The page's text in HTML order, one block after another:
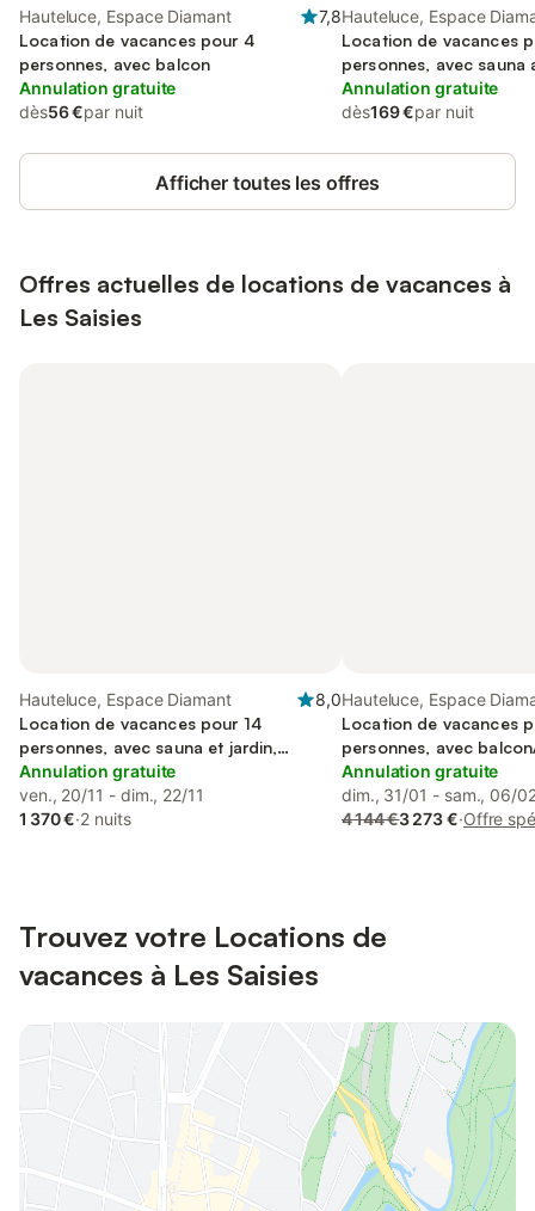
Hauteluce, Espace Diamant
7,8
Location de vacances pour 4
personnes, avec balcon
Annulation gratuite
dès56 €par nuit
Hauteluce, Espace
Location de vacances
personnes, avec sauna
et terrasse, animaux
Annulation gratuite
dès169 €par nuit
Afficher toutes les offres
Offres actuelles de locations de vacances à
Les Saisies
Hauteluce, Espace Diamant
8,0
Location de vacances pour 14
personnes, avec sauna et jardin,
animaux acceptés
Annulation gratuite
ven., 20/11 - dim., 22/11
1 370 €·2 nuits
Hauteluce, Espace
Location de vacances
personnes, avec
que sauna et piscine,
familles
Annulation gratuite
dim., 31/01 - sam., 06/
4 144 €3 273 €·Offre
Trouvez votre Locations de
vacances à Les Saisies